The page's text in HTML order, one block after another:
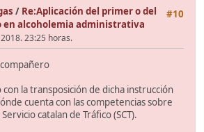
#10
/ Re:Aplicación del primer o del
en alcoholemia administrativa
23:25 horas.
con la transposición de dicha instrucción
cuenta con las competencias sobre
catalan de Tráfico (SCT).